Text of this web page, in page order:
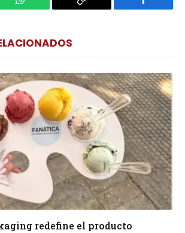
WhatsApp
Copy
Facebook
redefine el producto